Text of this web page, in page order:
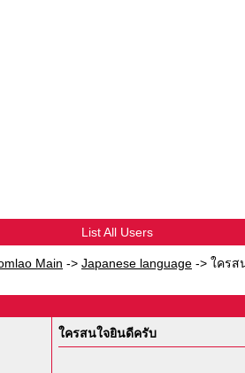
List All Users
Main -> Japanese language -> ใครส
ใครสนใจยินดีครับ